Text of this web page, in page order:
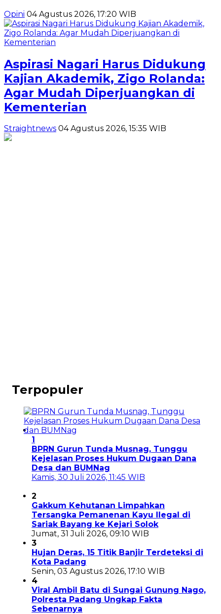
Opini 04 Agustus 2026, 17:20 WIB
Aspirasi Nagari Harus Didukung
Kajian Akademik, Zigo Rolanda:
Agar Mudah Diperjuangkan di
Kementerian
Straightnews 04 Agustus 2026, 15:35 WIB
Terpopuler
1
BPRN Gurun Tunda Musnag, Tunggu
Kejelasan Proses Hukum Dugaan Dana
Desa dan BUMNag
Kamis, 30 Juli 2026, 11:45 WIB
2
Gakkum Kehutanan Limpahkan
Tersangka Pemanenan Kayu Ilegal di
Sariak Bayang ke Kejari Solok
Jumat, 31 Juli 2026, 09:10 WIB
3
Hujan Deras, 15 Titik Banjir Terdeteksi di
Kota Padang
Senin, 03 Agustus 2026, 17:10 WIB
4
Viral Ambil Batu di Sungai Gunung Nago,
Polresta Padang Ungkap Fakta
Sebenarnya